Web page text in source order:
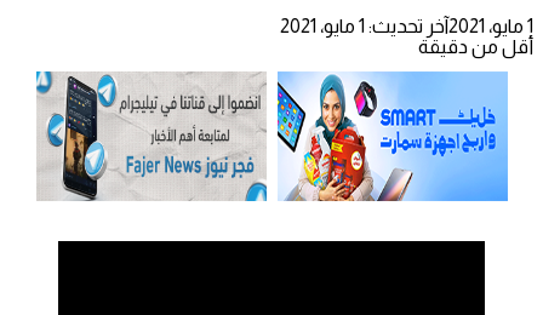
1 مايو، 2021
آخر تحديث: 1 مايو، 2021
أقل من دقيقة